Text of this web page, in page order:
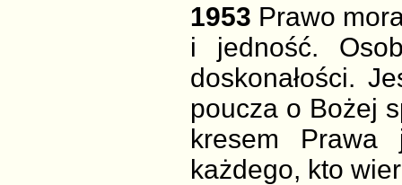
1953 Prawo
i jedność.
doskonałości.
poucza o Bożej
kresem Prawa
każdego, kto